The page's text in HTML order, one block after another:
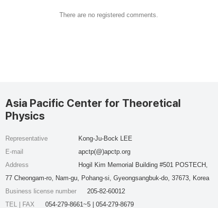
There are no registered comments.
Asia Pacific Center for Theoretical
Physics
Representative
Kong-Ju-Bock LEE
E-mail
apctp(@)apctp.org
Address
Hogil Kim Memorial Building #501 POSTECH,
77 Cheongam-ro, Nam-gu, Pohang-si, Gyeongsangbuk-do, 37673, Korea
Business license number
205-82-60012
TEL | FAX
054-279-8661~5 | 054-279-8679